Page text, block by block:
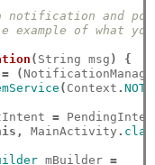
notification and
of what
( String msg )
{
= (
( Context .
=
MainActivity .
mBuilder =